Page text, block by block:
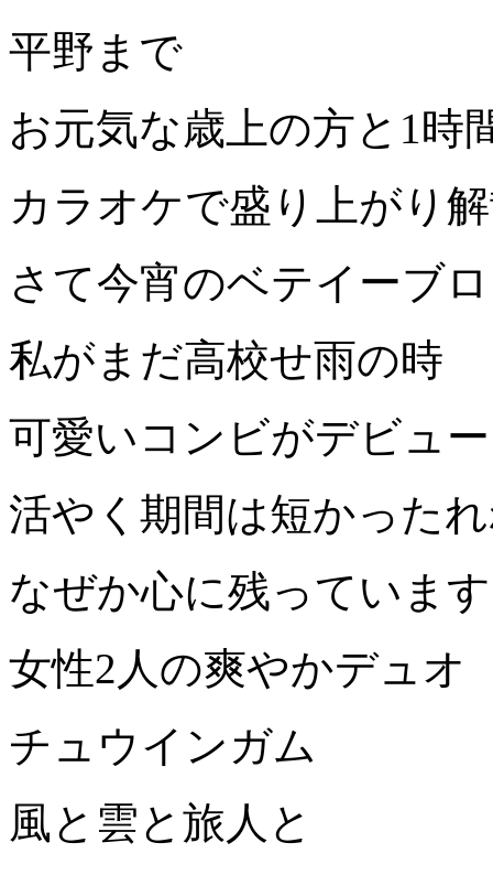
平野まで
お元気な歳上の方と1時
カラオケで盛り上がり
さて今宵のベテイーブ
私がまだ高校せ雨の時
可愛いコンビがデビュ
活やく期間は短かった
なぜか心に残っています
女性2人の爽やかデュオ
チュウインガム
風と雲と旅人と